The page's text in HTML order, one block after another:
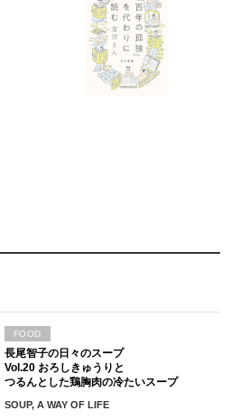
長尾智子の日々のスープ
Vol.20 おろしきゅうりと
つるんとした鶏胸肉の冷たいスープ
SOUP, A WAY OF LIFE
FOOD